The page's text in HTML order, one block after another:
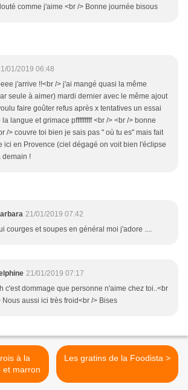
comme j'aime <br /> Bonne journée bisous
01/2019 06:48
j'arrive !!<br /> j'ai mangé quasi la même
seule à aimer) mardi dernier avec le même ajout
faire goûter refus après x tentatives un essai
langue et grimace pfffffffff <br /> <br /> bonne
/> couvre toi bien je sais pas " où tu es" mais fait
ici en Provence (ciel dégagé on voit bien l'éclipse
demain !
21/01/2019 07:42
courges et soupes en général moi j'adore ....
21/01/2019 07:17
c'est dommage que personne n'aime chez toi..<br
Nous aussi ici très froid<br /> Bises
et marron
Les gratins de la Foodista >